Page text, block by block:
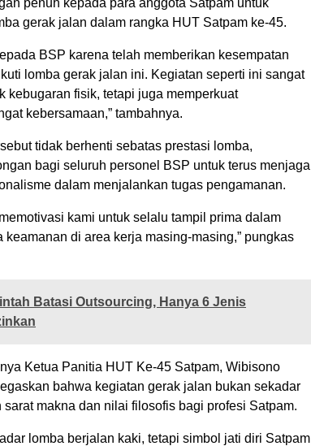
gerak jalan dalam rangka HUT Satpam ke-45.
BSP karena telah memberikan kesempatan
lomba gerak jalan ini. Kegiatan seperti ini sangat
kebugaran fisik, tetapi juga memperkuat
kebersamaan,” tambahnya.
tidak berhenti sebatas prestasi lomba,
bagi seluruh personel BSP untuk terus menjaga
dalam menjalankan tugas pengamanan.
kami untuk selalu tampil prima dalam
di area kerja masing-masing,” pungkas
Batasi Outsourcing, Hanya 6 Jenis
Ketua Panitia HUT Ke-45 Satpam, Wibisono
bahwa kegiatan gerak jalan bukan sekadar
makna dan nilai filosofis bagi profesi Satpam.
lomba berjalan kaki, tetapi simbol jati diri Satpam